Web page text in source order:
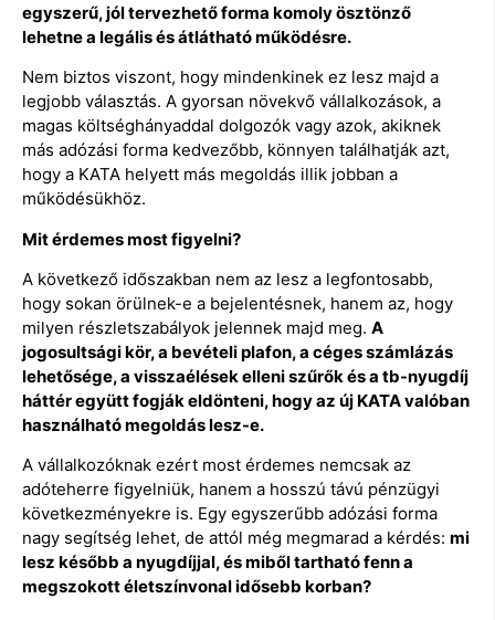
egyszerű, jól tervezhető forma komoly ösztönző
lehetne a legális és átlátható működésre.
Nem biztos viszont, hogy mindenkinek ez lesz majd a
legjobb választás. A gyorsan növekvő vállalkozások, a
magas költséghányaddal dolgozók vagy azok, akiknek
más adózási forma kedvezőbb, könnyen találhatják azt,
hogy a KATA helyett más megoldás illik jobban a
működésükhöz.
Mit érdemes most figyelni?
A következő időszakban nem az lesz a legfontosabb,
hogy sokan örülnek-e a bejelentésnek, hanem az, hogy
milyen részletszabályok jelennek majd meg. A
jogosultsági kör, a bevételi plafon, a céges számlázás
lehetősége, a visszaélések elleni szűrők és a tb-nyugdíj
háttér együtt fogják eldönteni, hogy az új KATA valóban
használható megoldás lesz-e.
A vállalkozóknak ezért most érdemes nemcsak az
adóteherre figyelniük, hanem a hosszú távú pénzügyi
következményekre is. Egy egyszerűbb adózási forma
nagy segítség lehet, de attól még megmarad a kérdés: mi
lesz később a nyugdíjjal, és miből tartható fenn a
megszokott életszínvonal idősebb korban?